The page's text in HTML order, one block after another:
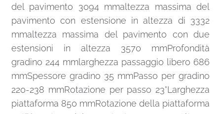
del pavimento 3094 mmaltezza massima del
pavimento con estensione in altezza di 3332
mmaltezza massima del pavimento con due
estensioni in altezza 3570 mmProfondità
gradino 244 mmlarghezza passaggio libero 686
mmSpessore gradino 35 mmPasso per gradino
220-238 mmRotazione per passo 23°Larghezza
piattaforma 850 mmRotazione della piattaforma